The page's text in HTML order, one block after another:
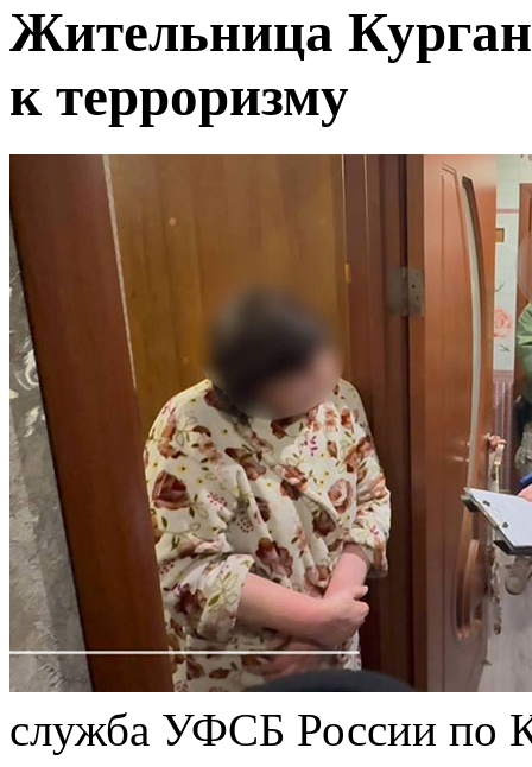
Жительница
к терроризму
служба УФСБ России по